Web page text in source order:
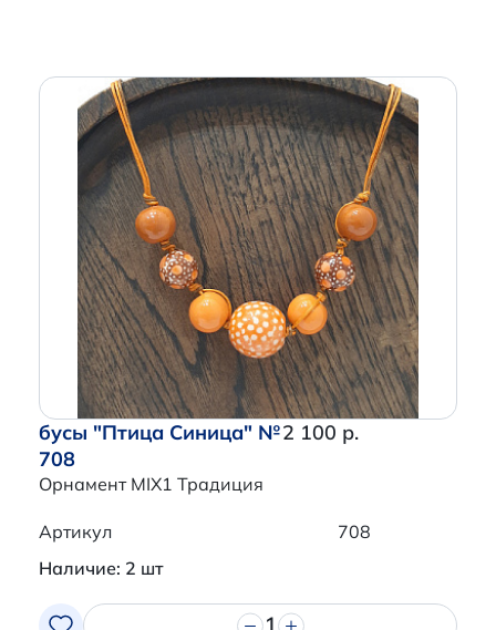
бусы "Птица Синица" №
708
Орнамент MIX1 Традиция
2 100 р.
Артикул
708
Наличие: 2 шт